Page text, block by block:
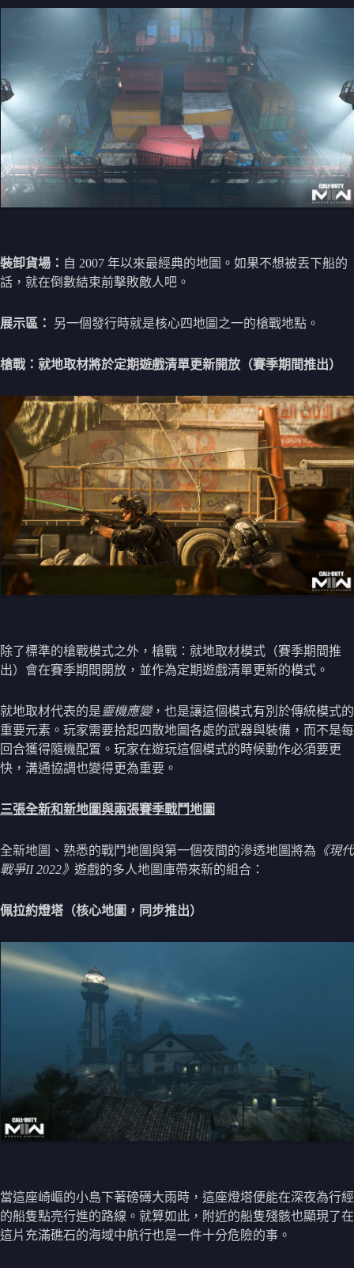
裝卸貨場： 自 2007 年以來最經典的地圖。如果不想被丟下船的
話，就在倒數結束前擊敗敵人吧。
展示區： 另一個發行時就是核心四地圖之一的槍戰地點。
槍戰：就地取材將於定期遊戲清單更新開放（賽季期間推出）
除了標準的槍戰模式之外，槍戰：就地取材模式（賽季期間推
出）會在賽季期間開放，並作為定期遊戲清單更新的模式。
就地取材代表的是靈機應變，也是讓這個模式有別於傳統模式的
重要元素。玩家需要拾起四散地圖各處的武器與裝備，而不是每
回合獲得隨機配置。玩家在遊玩這個模式的時候動作必須要更
快，溝通協調也變得更為重要。
三張全新和新地圖與兩張賽季戰鬥地圖
全新地圖、熟悉的戰鬥地圖與第一個夜間的滲透地圖將為 《現代
戰爭II 2022》 遊戲的多人地圖庫帶來新的組合：
佩拉約燈塔（核心地圖，同步推出）
當這座崎嶇的小島下著磅礡大雨時，這座燈塔便能在深夜為行經
的船隻點亮行進的路線。就算如此，附近的船隻殘骸也顯現了在
這片充滿礁石的海域中航行也是一件十分危險的事。